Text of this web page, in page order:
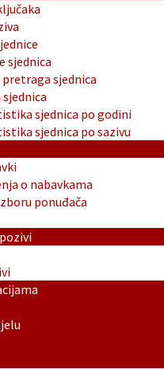
sjednica
sjednica
sjednica po godini
sjednica po sazivu
o nabavkama
ponuđača